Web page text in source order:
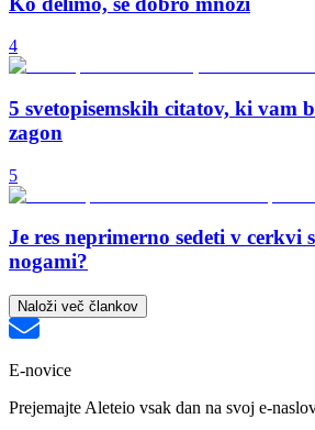
4
5 svetopisemskih citatov, ki vam
zagon
5
Je res neprimerno sedeti v cerkvi
nogami?
Naloži več člankov
E-novice
Prejemajte Aleteio vsak dan na svoj e-